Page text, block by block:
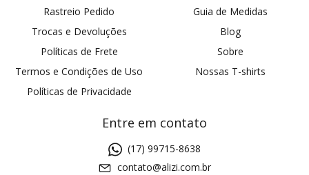
Rastreio Pedido
Trocas e Devoluções
Políticas de Frete
Termos e Condições de Uso
Políticas de Privacidade
Guia de Medidas
Blog
Sobre
Nossas T-shirts
Entre em contato
(17) 99715-8638
contato@alizi.com.br